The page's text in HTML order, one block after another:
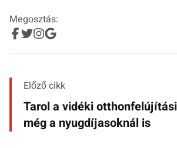
Megosztás:
Előző cikk
Tarol a vidéki
még a nyugdíjasoknál is